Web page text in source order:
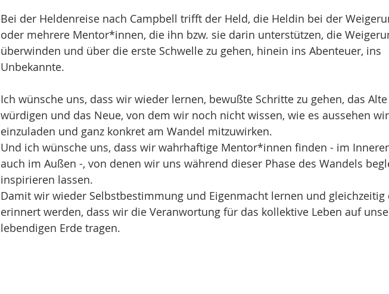
Bei der Heldenreise nach Campbell trifft der Held, die Heldin bei der
oder mehrere Mentor*innen, die ihn bzw. sie darin unterstützen, die
überwinden und über die erste Schwelle zu gehen, hinein ins Abenteuer, ins
Unbekannte.
Ich wünsche uns, dass wir wieder lernen, bewußte Schritte zu gehen, das Alte
würdigen und das Neue, von dem wir noch nicht wissen, wie es aussehen
einzuladen und ganz konkret am Wandel mitzuwirken.
Und ich wünsche uns, dass wir wahrhaftige Mentor*innen finden - im
auch im Außen -, von denen wir uns während dieser Phase des Wandels
inspirieren lassen.
Damit wir wieder Selbstbestimmung und Eigenmacht lernen und gleichzeitig
erinnert werden, dass wir die Veranwortung für das kollektive Leben auf
lebendigen Erde tragen.